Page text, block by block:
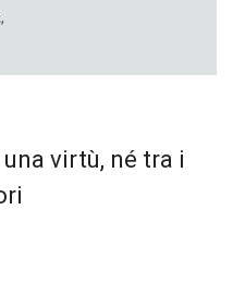
,
virtù, né tra i